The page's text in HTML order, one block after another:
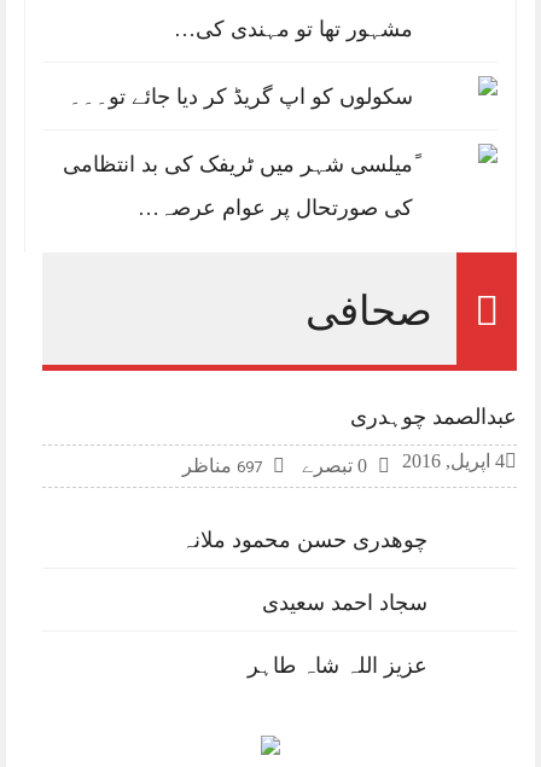
مشہور تھا تو مہندی کی…
سکولوں کو اپ گریڈ کر دیا جائے تو۔۔۔
ًمیلسی شہر میں ٹریفک کی بد انتظامی
کی صورتحال پر عوام عرصہ…
صحافی
عبدالصمد چوہدری
4 اپریل, 2016 697 مناظر
چوھدری حسن محمود ملانہ
سجاد احمد سعیدی
عزیز اللہ شاہ طاہر